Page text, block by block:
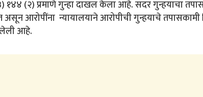
(२) प्रमाणे गुन्हा दाखल केला आहे. सदर गुन्हयाचा
असून आरोपींना न्यायालयाने आरोपीची गुन्हयाचे
आहे.